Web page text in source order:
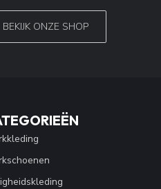
BEKIJK ONZE SHOP